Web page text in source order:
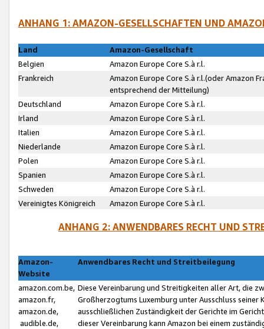
ANHANG 1: AMAZON-GESELLSCHAFTEN UND
Land
Amazon-Gesellschaft
Belgien
Amazon Europe Core S.à r.l.
Frankreich
Amazon Europe Core S.à r.l.(oder Amazon
entsprechend der Mitteilung)
Deutschland
Amazon Europe Core S.à r.l.
Irland
Amazon Europe Core S.à r.l.
Italien
Amazon Europe Core S.à r.l.
Niederlande
Amazon Europe Core S.à r.l.
Polen
Amazon Europe Core S.à r.l.
Spanien
Amazon Europe Core S.à r.l.
Schweden
Amazon Europe Core S.à r.l.
Vereinigtes Königreich
Amazon Europe Core S.à r.l.
ANHANG 2: ANWENDBARES RECHT UND
Amazon-
Website
Anwendbares Recht und Streitbeilegung
amazon.com.be,
amazon.fr,
amazon.de,
audible.de,
Diese Vereinbarung und Streitigkeiten aller Art, die
Großherzogtums Luxemburg unter Ausschluss
ausschließlichen Zuständigkeit der Gerichte im
dieser Vereinbarung kann Amazon bei einem